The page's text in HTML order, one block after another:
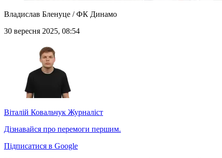
Владислав Бленуце / ФК Динамо
30 вересня 2025, 08:54
Віталій Ковальчук Журналіст
Дізнавайся про перемоги першим.
Підписатися в Google